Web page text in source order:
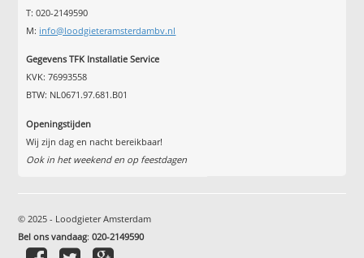
T: 020-2149590
M: info@loodgieteramsterdambv.nl
Gegevens TFK Installatie Service
KVK: 76993558
BTW: NL0671.97.681.B01
Openingstijden
Wij zijn dag en nacht bereikbaar!
Ook in het weekend en op feestdagen
© 2025 - Loodgieter Amsterdam
Bel ons vandaag:020-2149590